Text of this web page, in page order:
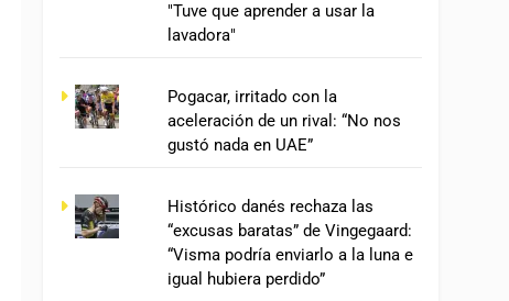
"Tuve que aprender a usar la
lavadora"
Pogacar, irritado con la
aceleración de un rival: “No nos
gustó nada en UAE”
Histórico danés rechaza las
“excusas baratas” de Vingegaard:
“Visma podría enviarlo a la luna e
igual hubiera perdido”